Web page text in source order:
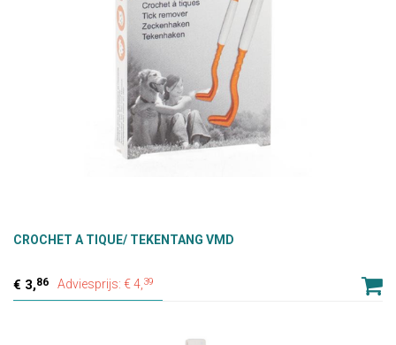
CROCHET A TIQUE/ TEKENTANG VMD
3,86 Adviesprijs: € 4, 39